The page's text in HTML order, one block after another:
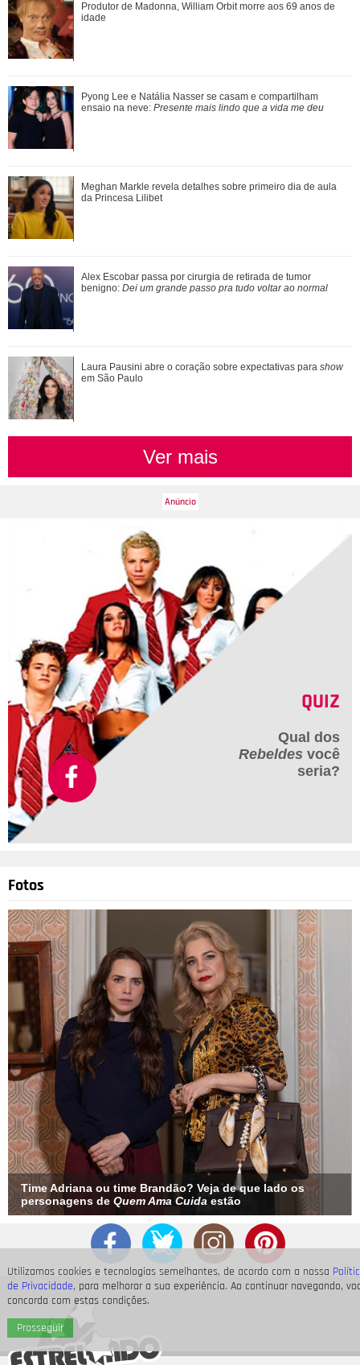
Utilizamos cookies e tecnologias semelhantes, de acordo com a nossa
de Privacidade, para melhorar a sua experiência. Ao continuar navegando,
concorda com estas condições.
Prosseguir
Pyong Lee e Natália Nasser se casam e compartilham
ensaio na neve: Presente mais lindo que a...
Ele cresceu! Veja evolução de Marcelo Sangalo, filho de
Ivete Sangalo e Daniel Cady
Meghan Markle revela detalhes sobre primeiro dia de aula
da Princesa Lilibet
Luiza Brunet, Ana Hickmann, Rihanna... Veja as famosas
que já denunciaram violência domést...
Verdadeiras xérox! Confira mães e filhas famosas que são
super parecidas
Produtor de Madonna, William Orbit morre aos 69 anos de
idade
Pyong Lee e Natália Nasser se casam e compartilham
ensaio na neve: Presente mais lindo que a vida me deu
Meghan Markle revela detalhes sobre primeiro dia de aula
da Princesa Lilibet
Alex Escobar passa por cirurgia de retirada de tumor
benigno: Dei um grande passo pra tudo voltar ao normal
Laura Pausini abre o coração sobre expectativas para show
em São Paulo
Ver mais
QUIZ
Qual dos
Rebeldes você
seria?
Fotos
Time Adriana ou time Brandão? Veja de que lado os
personagens de Quem Ama Cuida estão